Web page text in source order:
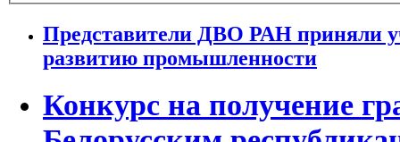
Представители ДВО РАН приняли
развитию промышленности
Конкурс на получение